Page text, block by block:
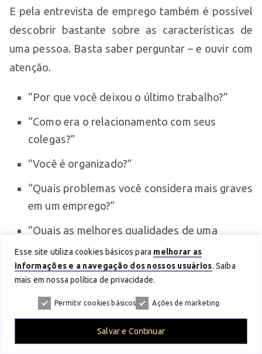
E pela entrevista de emprego também é possível
descobrir bastante sobre as características de
uma pessoa. Basta saber perguntar – e ouvir com
atenção.
“Por que você deixou o último trabalho?”
“Como era o relacionamento com seus
colegas?”
“Você é organizado?”
“Quais problemas você considera mais graves
em um emprego?”
“Quais as melhores qualidades de uma
liderança, na sua opinião?”
Esse tipo de pergunta traz algumas luzes sobre
os pensamentos da pessoa, ainda que nem todos
sejam totalmente sinceros durante as entrevistas
de emprego – o que também é um erro, porque as
Esse site utiliza cookies básicos para melhorar as
informações e a navegação dos nossos usuários. Saiba
mais em nossa política de privacidade.
Permitir cookies básicos Ações de marketing
Salvar e Continuar